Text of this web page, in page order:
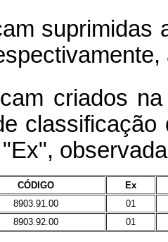
suprimidas
criados na
CÓDIGO
Ex
8903.91.00
01
8903.92.00
01